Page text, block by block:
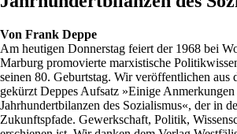
Von Frank Deppe
Am heutigen Donnerstag feiert der 1968 bei
Marburg promovierte marxistische
seinen 80. Geburtstag. Wir veröffentlichen aus
gekürzt Deppes Aufsatz »Einige Anmerkungen
Jahrhundertbilanzen des Sozialismus«, der in
Zukunftspfade. Gewerkschaft, Politik,